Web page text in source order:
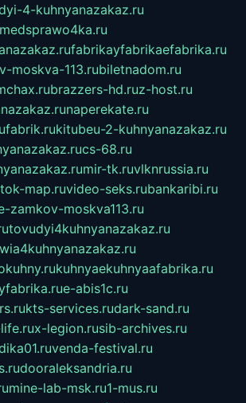
4-kuhnyanazakaz.ru
medsprawo4ka.ru
fabrikayfabrikaefabrika.ru
moskva-113.rubiletnadom.ru
brazzers-hd.ruz-host.ru
naperekate.ru
kitubeu-2-kuhnyanazakaz.ru
cs-68.ru
mir-tk.ruvlknrussia.ru
map.ruvideo-seks.rubankaribi.ru
zamkov-moskva113.ru
tovudyi4kuhnyanazakaz.ru
kuhnyaekuhnyaafabrika.ru
e-abis1c.ru
kts-services.rudark-sand.ru
x-legion.rusib-archives.ru
venda-festival.ru
dooraleksandria.ru
mine-lab-msk.ru1-mus.ru